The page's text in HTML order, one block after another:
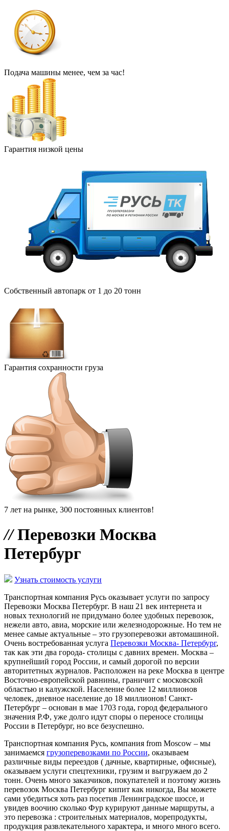
Подача машины менее, чем за час!
Гарантия низкой цены
Собственный автопарк от 1 до 20 тонн
Гарантия сохранности груза
7 лет на рынке, 300 постоянных клиентов!
//Перевозки Москва
Петербург
Узнать стоимость услуги
Транспортная компания Русь оказывает услуги по запросу
Перевозки Москва Петербург. В наш 21 век интернета и
новых технологий не придумано более удобных перевозок,
нежели авто, авиа, морские или железнодорожные. Но тем не
менее самые актуальные – это грузоперевозки автомашиной.
Очень востребованная услуга Перевозки Москва- Петербург,
так как эти два города- столицы с давних времен. Москва –
крупнейший город России, и самый дорогой по версии
авторитетных журналов. Расположен на реке Москва в центре
Восточно-европейской равнины, граничит с московской
областью и калужской. Население более 12 миллионов
человек, дневное население до 18 миллионов! Санкт-
Петербург – основан в мае 1703 года, город федерального
значения Р.Ф, уже долго идут споры о переносе столицы
России в Петербург, но все безуспешно.
Транспортная компания Русь, компания from Moscow – мы
занимаемся грузоперевозками по России, оказываем
различные виды переездов ( дачные, квартирные, офисные),
оказываем услуги спецтехники, грузим и выгружаем до 2
тонн. Очень много заказчиков, покупателей и поэтому жизнь
перевозок Москва Петербург кипит как никогда, Вы можете
сами убедиться хоть раз посетив Ленинградское шоссе, и
увидев воочию сколько Фур курируют данные маршруты, а
это перевозка : строительных материалов, морепродукты,
продукция развлекательного характера, и много много всего.